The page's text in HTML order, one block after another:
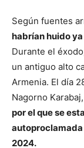
Según fuentes
habrían huido
Durante el
un antiguo alto
Armenia. El día
Nagorno
por el que se
autoproclamada
2024.